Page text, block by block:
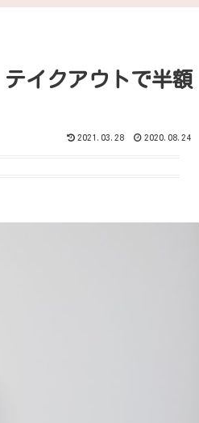
イクアウトで半額
2021.03.28 2020.08.24